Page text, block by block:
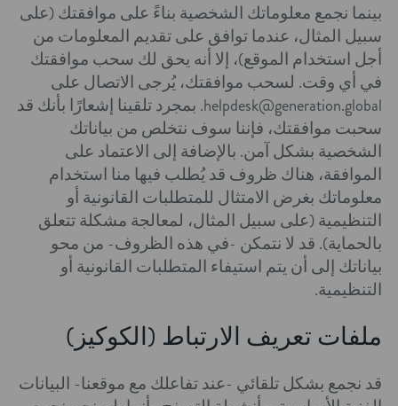
بينما نجمع معلوماتك الشخصية بناءً على موافقتك (على
سبيل المثال، عندما توافق على تقديم المعلومات من
أجل استخدام الموقع)، إلا أنه يحق لك سحب موافقتك
في أي وقت. لسحب موافقتك، يُرجى الاتصال على
helpdesk@generation.global. بمجرد تلقينا إشعارًا بأنك قد
سحبت موافقتك، فإننا سوف نتخلص من بياناتك
الشخصية بشكل آمن. بالإضافة إلى الاعتماد على
الموافقة، هناك ظروف قد يُطلب فيها منا استخدام
معلوماتك بغرض الامتثال للمتطلبات القانونية أو
التنظيمية (على سبيل المثال، لمعالجة مشكلة تتعلق
بالحماية). قد لا نتمكن -في هذه الظروف- من محو
بياناتك إلى أن يتم استيفاء المتطلبات القانونية أو
التنظيمية.
ملفات تعريف الارتباط (الكوكيز)
قد نجمع بشكل تلقائي -عند تفاعلك مع موقعنا- البيانات